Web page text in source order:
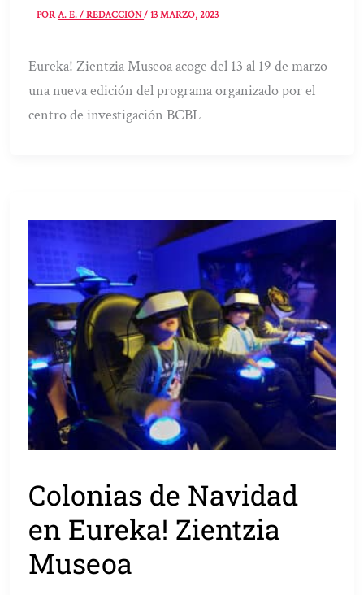
PORA. E. / REDACCIÓN/13 MARZO, 2023
Eureka! Zientzia Museoa acoge del 13 al 19 de marzo
una nueva edición del programa organizado por el
centro de investigación BCBL
Colonias de Navidad
en Eureka! Zientzia
Museoa